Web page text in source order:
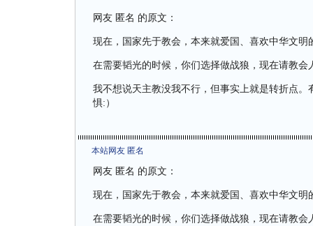
网友 匿名 的原文：
现在，国家先于教会，本来就爱国、喜欢中华文明
在需要韬光的时候，你们选择做战狼，现在请教会
我不想说天主教没我不行，但事实上就是转折点
惧:）
本站网友 匿名
网友 匿名 的原文：
现在，国家先于教会，本来就爱国、喜欢中华文明
在需要韬光的时候，你们选择做战狼，现在请教会